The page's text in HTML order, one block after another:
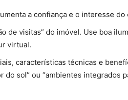
a confiança e o interesse do
de visitas” do imóvel. Use boa
virtual.
características técnicas e
do sol” ou “ambientes integrados